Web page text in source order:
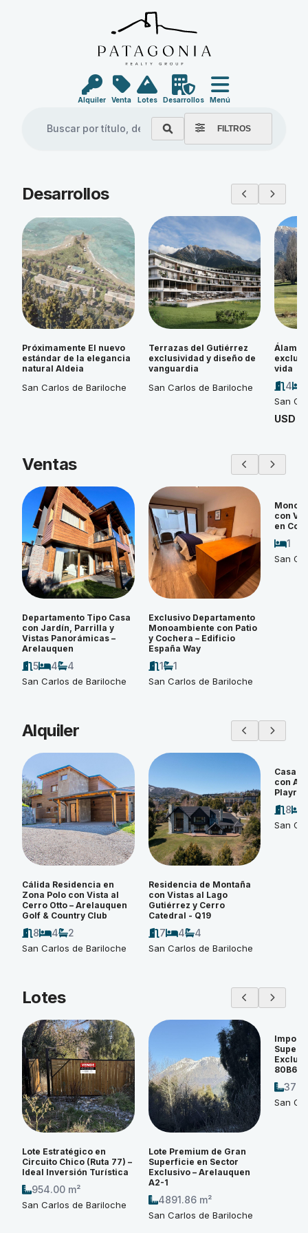
Alquiler Venta Lotes Desarrollos Menú
FILTROS
Explore our properties
Desarrollos
Próximamente El nuevo
estándar de la elegancia
natural Aldeia
San Carlos de Bariloche
Terrazas del Gutiérrez
exclusividad y diseño de
vanguardia
San Carlos de Bariloche
vida
4
San
USD
Ventas
Departamento Tipo Casa
con Jardín, Parrilla y
Vistas Panorámicas –
Arelauquen
5 4 4
San Carlos de Bariloche
Exclusivo Departamento
Monoambiente con Patio
y Cochera – Edificio
España Way
1 1
San Carlos de Bariloche
con
en
1
San
Alquiler
Cálida Residencia en
Zona Polo con Vista al
Cerro Otto – Arelauquen
Golf & Country Club
8 4 2
San Carlos de Bariloche
Residencia de Montaña
con Vistas al Lago
Gutiérrez y Cerro
Catedral - Q19
7 4 4
San Carlos de Bariloche
Casa
con
8
San
Lotes
Lote Estratégico en
Circuito Chico (Ruta 77) –
Ideal Inversión Turística
954.00 m²
San Carlos de Bariloche
Lote Premium de Gran
Superficie en Sector
Exclusivo – Arelauquen
A2-1
4891.86 m²
San Carlos de Bariloche
80B6
San